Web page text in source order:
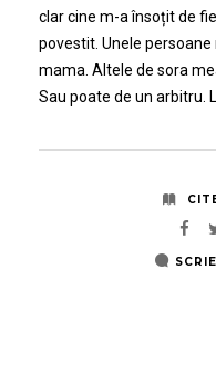
clar cine m-a însoțit de
povestit. Unele
mama. Altele de sora
Sau poate de un arbitru.